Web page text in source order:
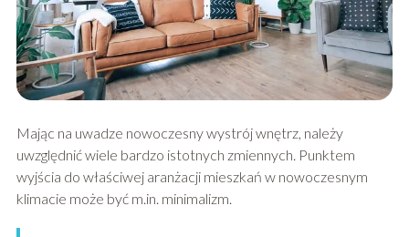
Mając na uwadze nowoczesny wystrój wnętrz, należy
uwzględnić wiele bardzo istotnych zmiennych. Punktem
wyjścia do właściwej aranżacji mieszkań w nowoczesnym
klimacie może być m.in. minimalizm.